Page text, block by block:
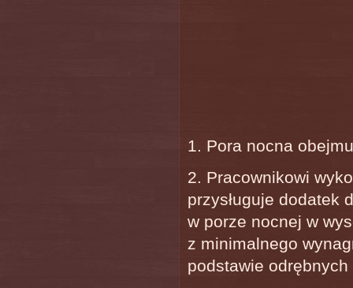
1. Pora nocna
2. Pracownikowi
przysługuje dodatek
w porze nocnej w
z minimalnego
podstawie